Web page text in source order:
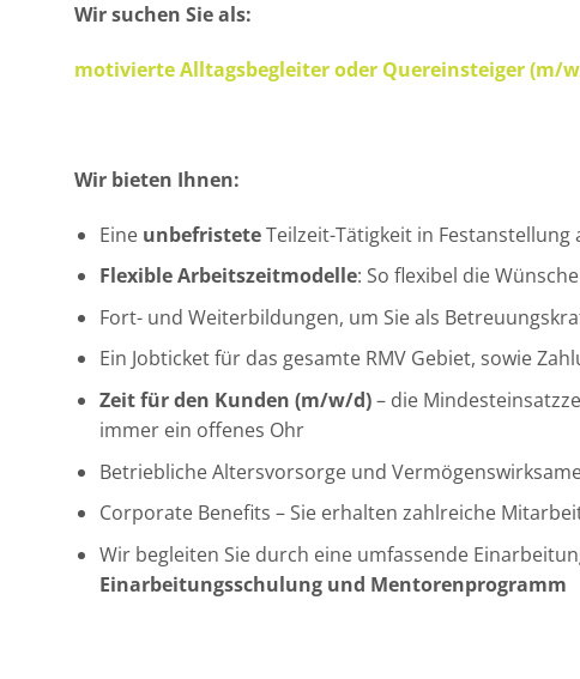
Wir suchen Sie als:
motivierte Alltagsbegleiter oder Quereinsteiger (m/
Wir bieten Ihnen:
Eine unbefristeteTeilzeit-Tätigkeit in Festanstellung
Flexible Arbeitszeitmodelle: So flexibel die
Fort- und Weiterbildungen, um Sie als
Ein Jobticket für das gesamte RMV Gebiet, sowie
Zeit für den Kunden (m/w/d)– die
immer ein offenes Ohr
Betriebliche Altersvorsorge und
Corporate Benefits – Sie erhalten zahlreiche
Wir begleiten Sie durch eine umfassende
Einarbeitungsschulung und Mentorenprogramm